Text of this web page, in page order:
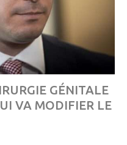
GÉNITALE
VA MODIFIER LE